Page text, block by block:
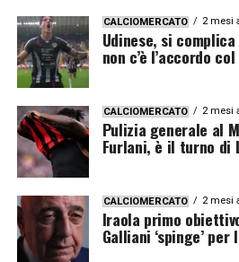
CALCIOMERCATO 2 mesi
Udinese, si
non c’è l’accordo
CALCIOMERCATO 2 mesi
Pulizia generale al
Furlani, è il turno di
CALCIOMERCATO 2 mesi
Iraola primo
Galliani ‘spinge’ per